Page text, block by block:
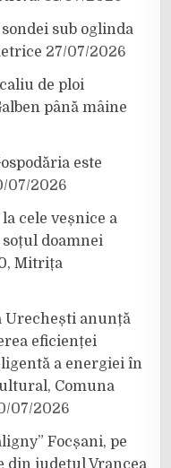
sub oglinda
27/07/2026
de ploi
până mâine
este
07/2026
cele veșnice a
doamnei
Mitrița
Urechești anunță
eficienței
a energiei în
Comuna
07/2026
Focșani, pe
din județul Vrancea